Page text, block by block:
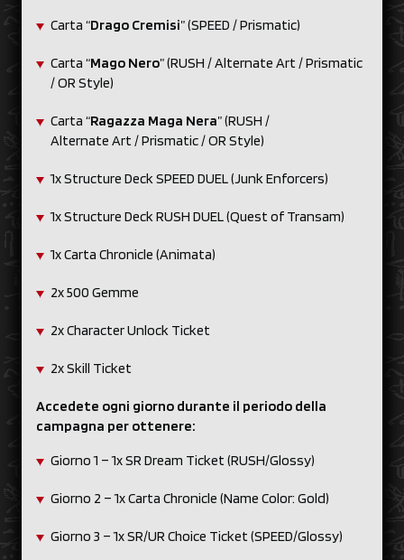
Carta “Drago Cremisi” (SPEED / Prismatic)
Carta “Mago Nero” (RUSH / Alternate Art / Prismatic
/ OR Style)
Carta “Ragazza Maga Nera” (RUSH /
Alternate Art / Prismatic / OR Style)
1x Structure Deck SPEED DUEL (Junk Enforcers)
1x Structure Deck RUSH DUEL (Quest of Transam)
1x Carta Chronicle (Animata)
2x 500 Gemme
2x Character Unlock Ticket
2x Skill Ticket
Accedete ogni giorno durante il periodo della
campagna per ottenere:
Giorno 1 – 1x SR Dream Ticket (RUSH/Glossy)
Giorno 2 – 1x Carta Chronicle (Name Color: Gold)
Giorno 3 – 1x SR/UR Choice Ticket (SPEED/Glossy)